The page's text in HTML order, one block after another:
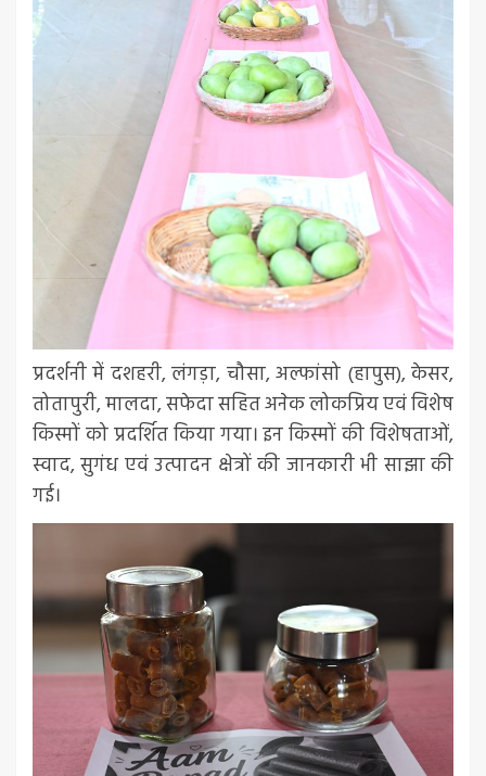
प्रदर्शनी में दशहरी, लंगड़ा, चौसा, अल्फांसो (हापुस), केसर,
तोतापुरी, मालदा, सफेदा सहित अनेक लोकप्रिय एवं विशेष
किस्मों को प्रदर्शित किया गया। इन किस्मों की विशेषताओं,
स्वाद, सुगंध एवं उत्पादन क्षेत्रों की जानकारी भी साझा की
गई।